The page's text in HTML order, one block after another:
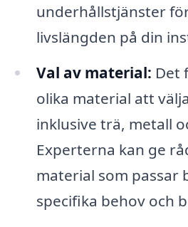
underhållstjänster
livslängden på din
Val av material: Det
olika material att
inklusive trä, metall
Experterna kan ge
material som passar
specifika behov och